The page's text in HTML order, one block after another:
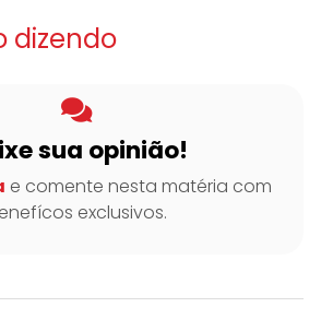
dizendo
sua opinião!
e comente nesta matéria com
exclusivos.